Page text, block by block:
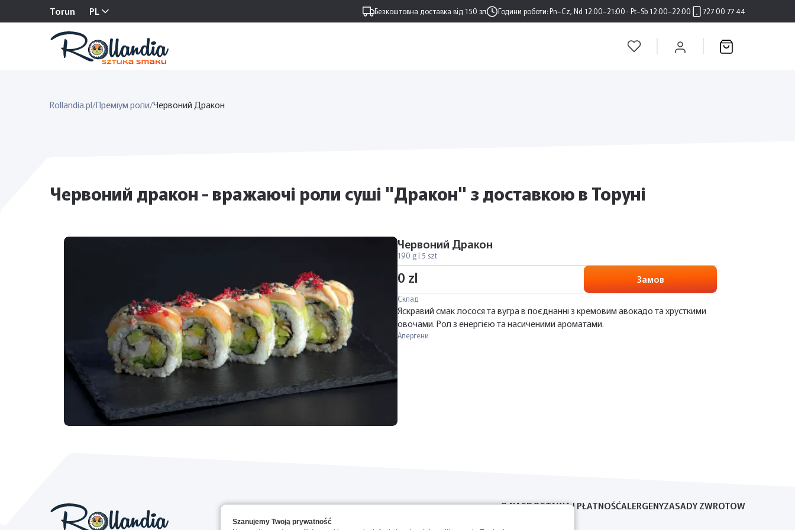
Torun PL Безкоштовна доставка від 150 зл Години роботи:Pn–Cz, Nd 12:00–21:00 · Pt–Sb 12:00–22:00 727 00 77 44
Rollandia.pl/Преміум роли/Червоний Дракон
Червоний дракон - вражаючі роли суші "Дракон" з доставкою в Торуні
Червоний Дракон
190 g | 5 szt
0 zl Замов
Склад
Яскравий смак лосося та вугра в поєднанні з кремовим авокадо та хрусткими
овочами. Рол з енергією та насиченими ароматами.
Алергени
O NASDOSTAWA I PŁATNOŚĆALERGENYZASADY ZWROTOW
Szanujemy Twoją prywatność